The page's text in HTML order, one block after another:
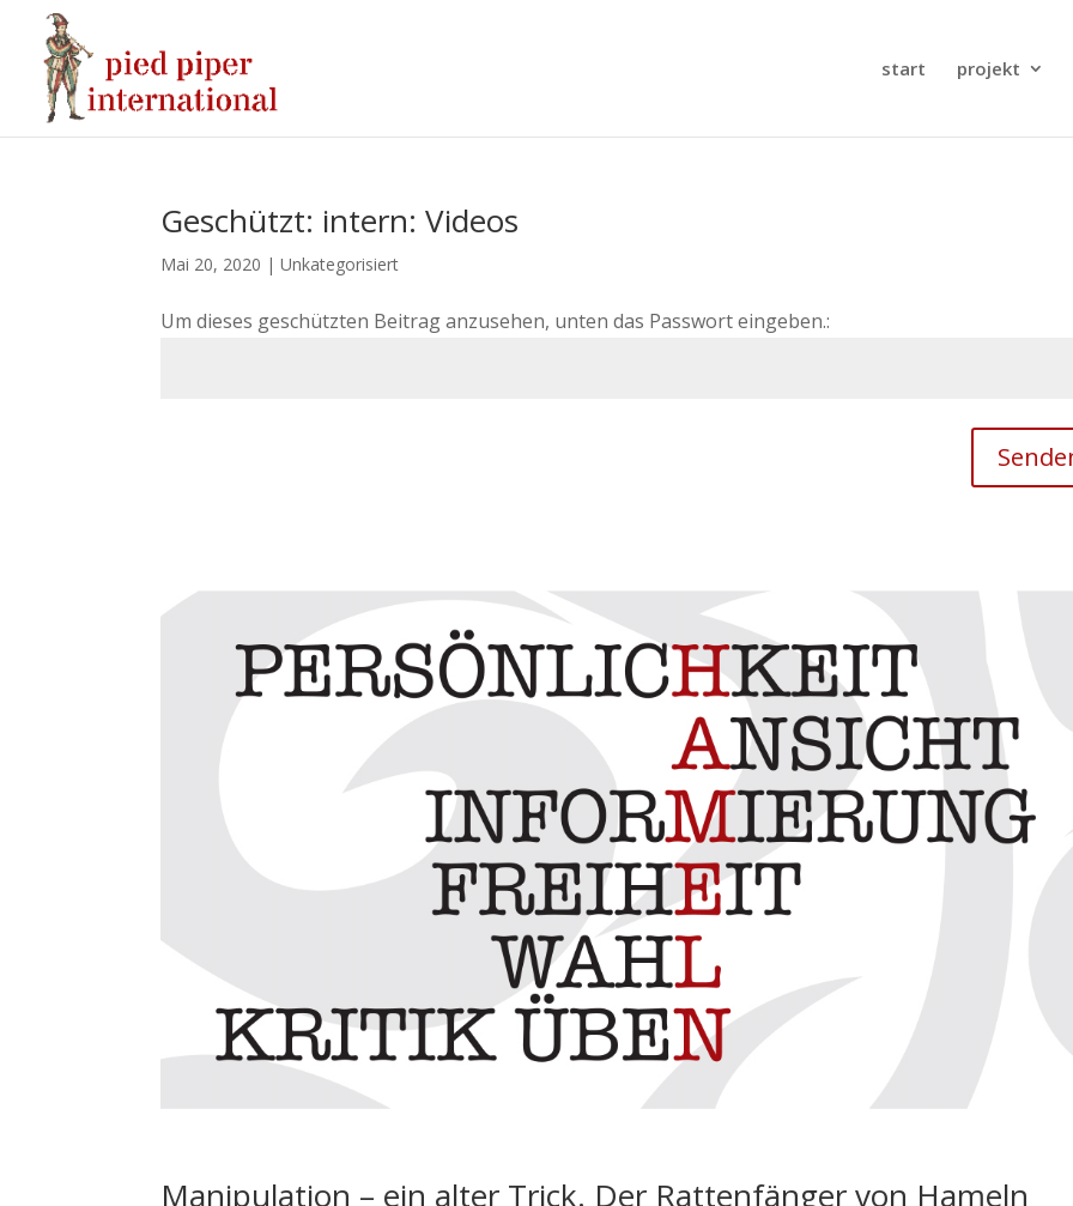
start projekt
Geschützt: intern: Videos
Mai 20, 2020 |Unkategorisiert
Um dieses geschützten Beitrag anzusehen, unten das Passwort eingeben.:
Manipulation – ein alter Trick. Der Rattenfänger von Hameln